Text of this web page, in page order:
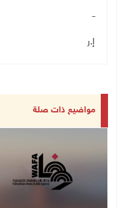
ــ
إ.ر
مواضيع ذات صلة